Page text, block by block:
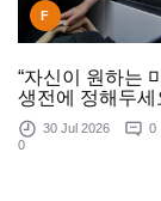
F
“자신이 원하는
생전에 정해두세
30 Jul 2026
0